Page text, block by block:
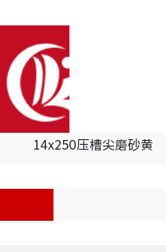
14x250压槽尖磨砂黄